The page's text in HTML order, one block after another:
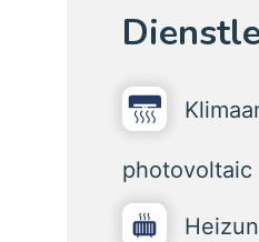
photovoltaic